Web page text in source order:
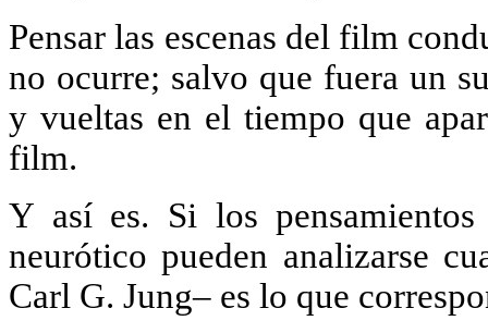
Pensar las escenas del film
no ocurre; salvo que fuera un
y vueltas en el tiempo que
film.
Y así es. Si los
neurótico pueden analizarse
Carl G. Jung– es lo que